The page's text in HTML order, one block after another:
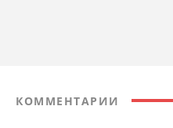
КОММЕНТАРИИ